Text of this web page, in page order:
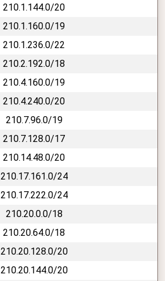
210.1.144.0/20
210.1.160.0/19
210.1.236.0/22
210.2.192.0/18
210.4.160.0/19
210.4.240.0/20
210.7.96.0/19
210.7.128.0/17
210.14.48.0/20
210.17.161.0/24
210.17.222.0/24
210.20.0.0/18
210.20.64.0/18
210.20.128.0/20
210.20.144.0/20